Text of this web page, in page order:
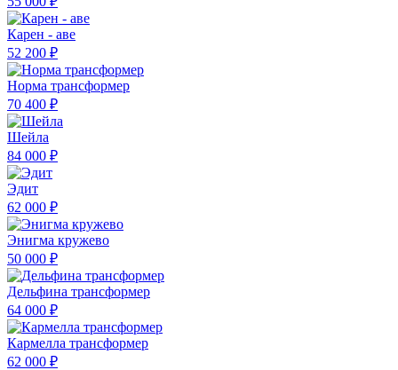
Карен - аве
52 200 ₽
Норма трансформер
70 400 ₽
Шейла
84 000 ₽
Эдит
62 000 ₽
Энигма кружево
50 000 ₽
Дельфина трансформер
64 000 ₽
Кармелла трансформер
62 000 ₽